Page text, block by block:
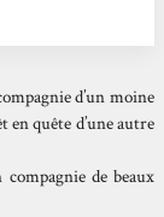
d’un moine
en quête d’une autre
compagnie de beaux